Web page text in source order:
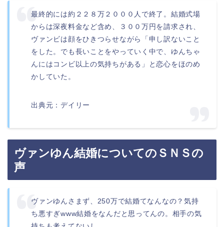
最終的には約２２８万２０００人で終了。結婚式場
からは深夜料金など含め、３００万円を請求され、
ヴァンビは顔をひきつらせながら「申し訳ないこと
をした。でも長いことをやっていく中で、ゆんちゃ
んにはコンビ以上の気持ちがある」と恋心をほのめ
かしていた。
出典元：デイリー
ヴァンゆん結婚についてのＳＮＳの
声
ヴァンゆんさまず、250万で結婚てなんなの？気持
ち悪すぎwww結婚をなんだと思ってんの。相手の気